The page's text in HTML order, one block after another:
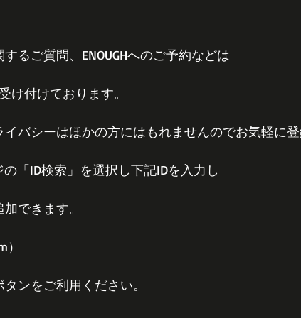
るご質問、ENOUGHへのご予約などは
け付けております。
バシーはほかの方にはもれませんのでお気軽に登
「ID検索」を選択し下記IDを入力し
できます。
ンをご利用ください。